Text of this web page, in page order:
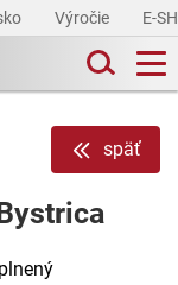
Výročie E-
späť